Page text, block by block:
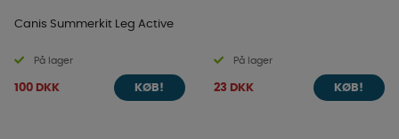
Canis Summerkit Leg Active
På lager
100 DKK KØB!
På lager
23 DKK KØB!